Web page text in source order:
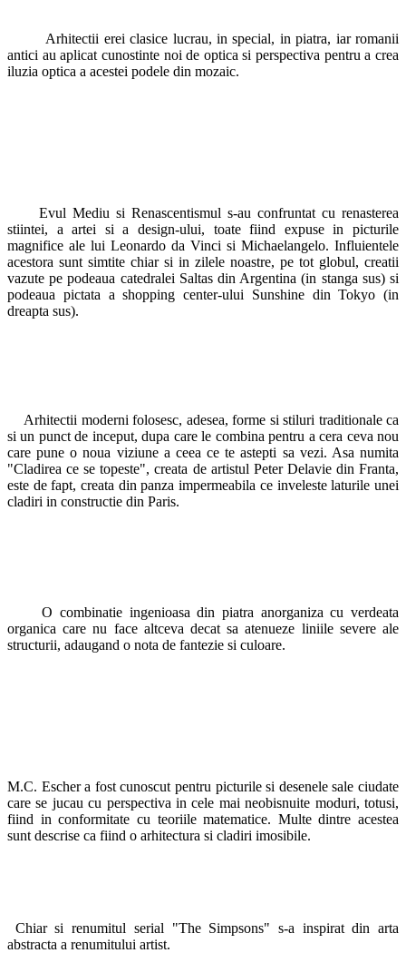
Arhitectii erei clasice lucrau, in special, in piatra, iar romanii
antici au aplicat cunostinte noi de optica si perspectiva pentru a crea
iluzia optica a acestei podele din mozaic.
Evul Mediu si Renascentismul s-au confruntat cu renasterea
stiintei, a artei si a design-ului, toate fiind expuse in picturile
magnifice ale lui Leonardo da Vinci si Michaelangelo. Influientele
acestora sunt simtite chiar si in zilele noastre, pe tot globul, creatii
vazute pe podeaua catedralei Saltas din Argentina (in stanga sus) si
podeaua pictata a shopping center-ului Sunshine din Tokyo (in
dreapta sus).
Arhitectii moderni folosesc, adesea, forme si stiluri traditionale ca
si un punct de inceput, dupa care le combina pentru a cera ceva nou
care pune o noua viziune a ceea ce te astepti sa vezi. Asa numita
"Cladirea ce se topeste", creata de artistul Peter Delavie din Franta,
este de fapt, creata din panza impermeabila ce inveleste laturile unei
cladiri in constructie din Paris.
O combinatie ingenioasa din piatra anorganiza cu verdeata
organica care nu face altceva decat sa atenueze liniile severe ale
structurii, adaugand o nota de fantezie si culoare.
M.C. Escher a fost cunoscut pentru picturile si desenele sale ciudate
care se jucau cu perspectiva in cele mai neobisnuite moduri, totusi,
fiind in conformitate cu teoriile matematice. Multe dintre acestea
sunt descrise ca fiind o arhitectura si cladiri imosibile.
Chiar si renumitul serial "The Simpsons" s-a inspirat din arta
abstracta a renumitului artist.